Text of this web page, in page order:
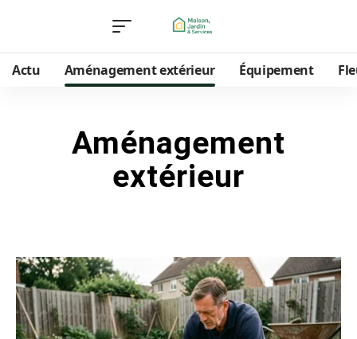
Actu Aménagement extérieur Équipement
Aménagement
extérieur